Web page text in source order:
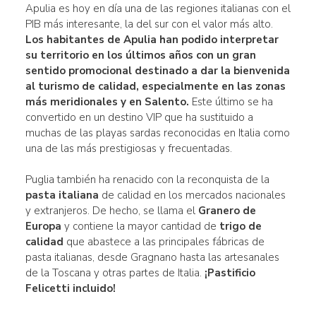
Apulia es hoy en día una de las regiones italianas con el
PIB más interesante, la del sur con el valor más alto.
Los habitantes de Apulia han podido interpretar
su territorio en los últimos años con un gran
sentido promocional destinado a dar la bienvenida
al turismo de calidad, especialmente en las zonas
más meridionales y en Salento. Este último se ha
convertido en un destino VIP que ha sustituido a
muchas de las playas sardas reconocidas en Italia como
una de las más prestigiosas y frecuentadas.
Puglia también ha renacido con la reconquista de la
pasta italiana de calidad en los mercados nacionales
y extranjeros. De hecho, se llama el Granero de
Europa y contiene la mayor cantidad de trigo de
calidad que abastece a las principales fábricas de
pasta italianas, desde Gragnano hasta las artesanales
de la Toscana y otras partes de Italia. ¡Pastificio
Felicetti incluido!